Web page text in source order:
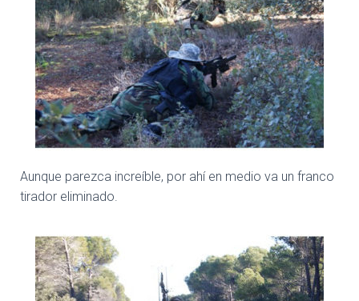
Aunque parezca increíble, por ahí en medio va un franco
tirador eliminado.